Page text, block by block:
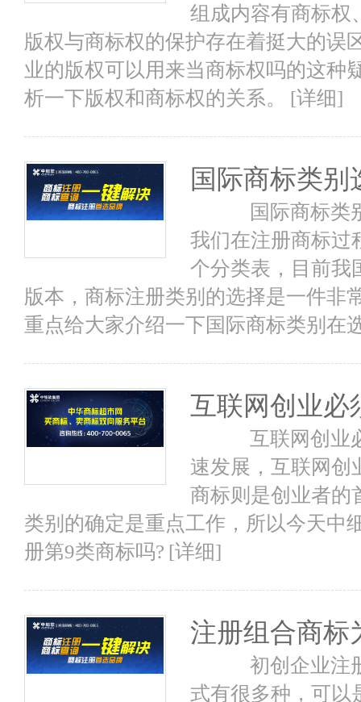
组成内容有商标权
版权与商标权的保护存在着挺大的误
业的版权可以用来当商标权吗的这种
析一下版权和商标权的关系。
[详细]
国际商标类别
国际商标类别
我们在注册商标过
个分类表，目前我
版本，商标注册类别的选择是一件非
重点给大家介绍一下国际商标类别在
互联网创业必
互联网创业必
速发展，互联网创
商标则是创业者的
类别的确定是重点工作，所以今天中
册第9类商标吗? [详细]
注册组合商标
初创企业注册
式有很多种，可以